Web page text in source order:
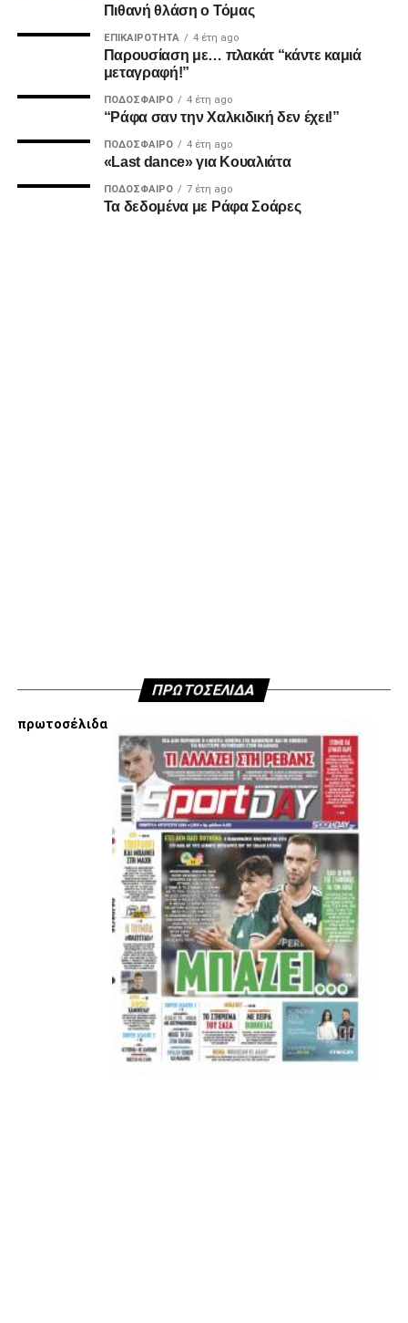
Facebook
Twitter
EmailPinterest
WhatsApp
LinkedIn
Πιθανή θλάση ο Τόμας
ΕΠΙΚΑΙΡΌΤΗΤΑ 4 έτη ago
Παρουσίαση με… πλακάτ “κάντε καμιά
μεταγραφή!”
ΠΟΔΌΣΦΑΙΡΟ 4 έτη ago
“Ράφα σαν την Χαλκιδική δεν έχει!”
ΠΟΔΌΣΦΑΙΡΟ 4 έτη ago
«Last dance» για Κουαλιάτα
ΠΟΔΌΣΦΑΙΡΟ 7 έτη ago
Τα δεδομένα με Ράφα Σοάρες
ΠΡΩΤΟΣΕΛΙΔΑ
πρωτοσέλιδα